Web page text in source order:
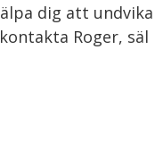
dig att
Roger, säl